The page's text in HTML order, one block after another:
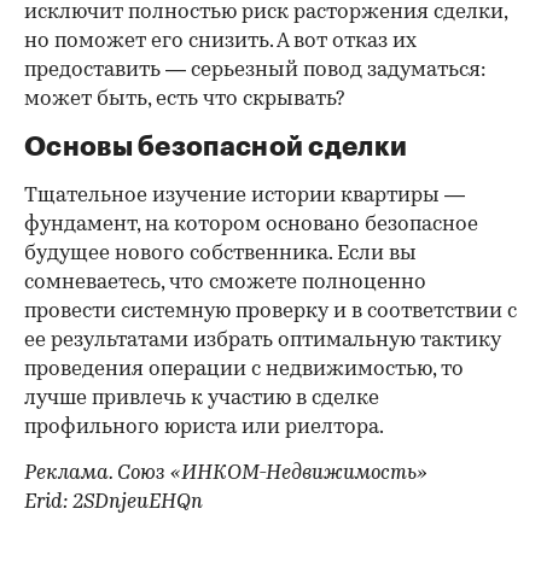
исключит полностью риск расторжения сделки,
но поможет его снизить. А вот отказ их
предоставить — серьезный повод задуматься:
может быть, есть что скрывать?
Основы безопасной сделки
Тщательное изучение истории квартиры —
фундамент, на котором основано безопасное
будущее нового собственника. Если вы
сомневаетесь, что сможете полноценно
провести системную проверку и в соответствии с
ее результатами избрать оптимальную тактику
проведения операции с недвижимостью, то
лучше привлечь к участию в сделке
профильного юриста или риелтора.
Реклама. Союз «ИНКОМ-Недвижимость»
Erid: 2SDnjeuEHQn